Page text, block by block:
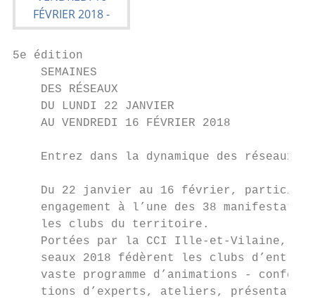
5e édition
    SEMAINES
    DES RÉSEAUX
    DU LUNDI 22 JANVIER
    AU VENDREDI 16 FÉVRIER 2018
Entrez dans la dynamique des réseaux
Du 22 janvier au 16 février,
engagement à l’une des 38
    les clubs du territoire.
Portées par la CCI Ille-et-Vilaine,
seaux 2018 fédèrent les clubs
vaste programme d’animations -
tions d’experts, ateliers,